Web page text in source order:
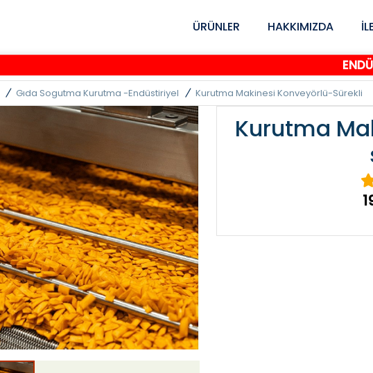
ÜRÜNLER HAKKIMIZDA
Gıda Sogutma Kurutma -endüstiriyel Kurutma Makinesi Konveyörlü-Sürekli
Kurutma